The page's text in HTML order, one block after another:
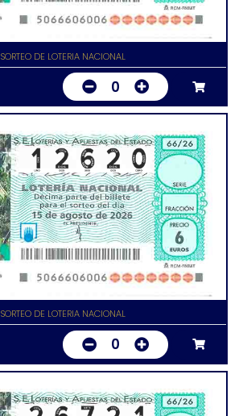
SORTEO DE LOTERIA NACIONAL
0
SORTEO DE LOTERIA NACIONAL
0